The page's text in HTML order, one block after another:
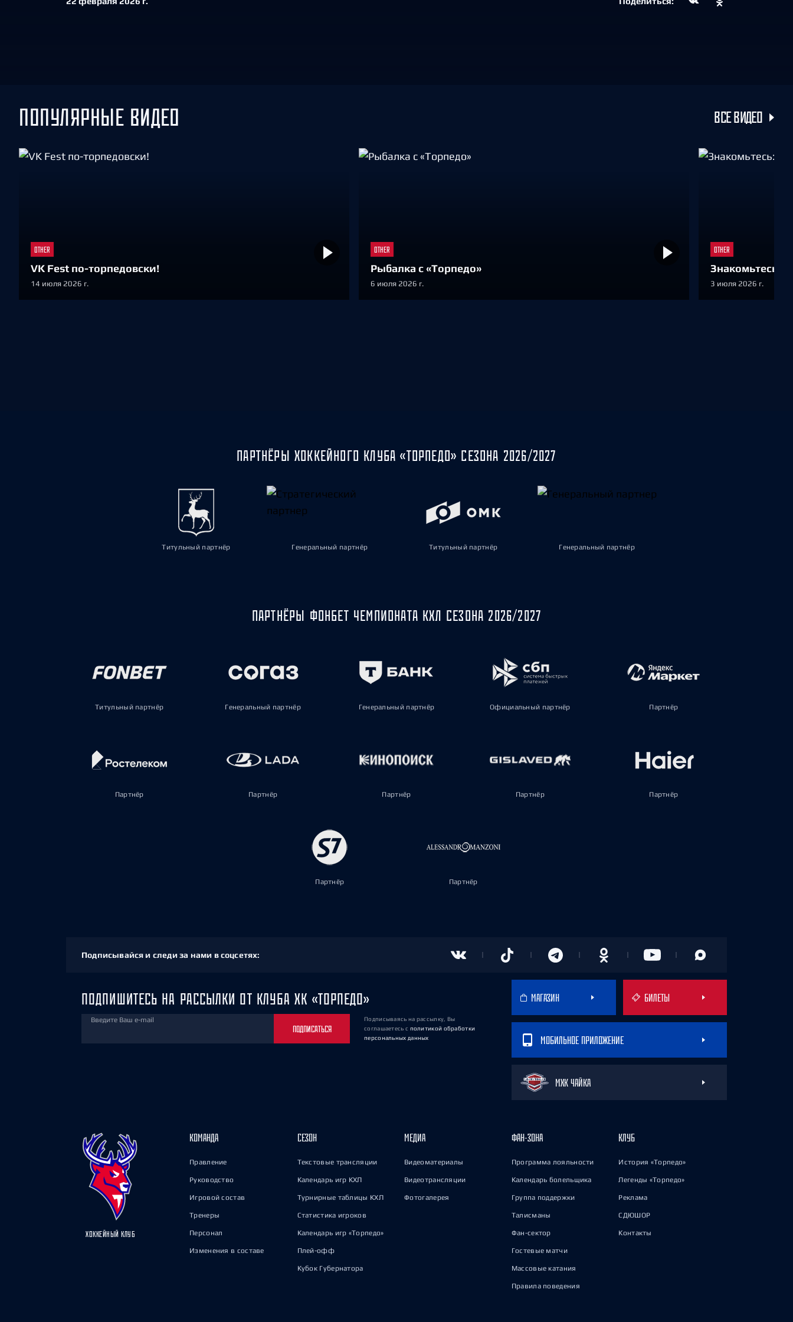
ПОПУЛЯРНЫЕ ВИДЕО ВСЕ ВИДЕО
OTHER
VK Fest по-торпедовски!
14 июля 2026 г.
OTHER
Рыбалка с «Торпедо»
6 июля 2026 г.
OTHER
Знакомьтесь:
3 июля 2026 г.
ПАРТНЁРЫ ХОККЕЙНОГО КЛУБА «ТОРПЕДО» СЕЗОНА 2026/2027
Титульный партнёр Генеральный партнёр Титульный партнёр Генеральный партнёр
ПАРТНЁРЫ ФОНБЕТ ЧЕМПИОНАТА КХЛ СЕЗОНА 2026/2027
Титульный партнёр Генеральный партнёр Генеральный партнёр Официальный партнёр Партнёр
Партнёр Партнёр Партнёр Партнёр Партнёр
Партнёр Партнёр
Подписывайся и следи за нами в соцсетях:
ПОДПИШИТЕСЬ НА РАССЫЛКИ ОТ КЛУБА ХК «ТОРПЕДО»
Введите Ваш e-mail
ПОДПИСАТЬСЯ
Подписываясь на рассылку, Вы
соглашаетесь с политикой обработки
персональных данных
МАГАЗИН БИЛЕТЫ
МОБИЛЬНОЕ ПРИЛОЖЕНИЕ
МХК ЧАЙКА
ХОККЕЙНЫЙ КЛУБ
КОМАНДА
Правление
Руководство
Игровой состав
Тренеры
Персонал
Изменения в составе
СЕЗОН
Текстовые трансляции
Календарь игр КХЛ
Турнирные таблицы КХЛ
Статистика игроков
Календарь игр «Торпедо»
Плей-офф
Кубок Губернатора
МЕДИА
Видеоматериалы
Видеотрансляции
Фотогалерея
ФАН-ЗОНА
Программа лояльности
Календарь болельщика
Группа поддержки
Талисманы
Фан-сектор
Гостевые матчи
Массовые катания
Правила поведения
КЛУБ
История «Торпедо»
Легенды «Торпедо»
Реклама
СДЮШОР
Контакты